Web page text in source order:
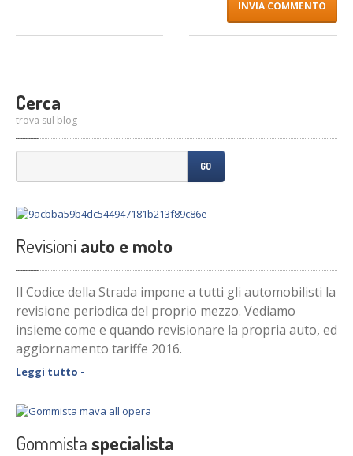
Cerca
trova sul blog
GO
Revisioni auto e moto
Il Codice della Strada impone a tutti gli automobilisti la
revisione periodica del proprio mezzo. Vediamo
insieme come e quando revisionare la propria auto, ed
aggiornamento tariffe 2016.
Leggi tutto -
Gommistaspecialista